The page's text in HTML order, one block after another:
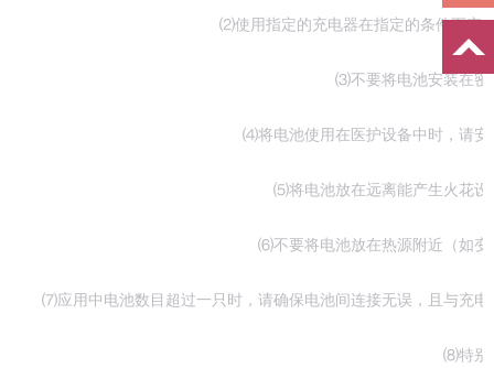
⑵使用指定的充电器在指定的条件下充电
⑶不要将电池安装在密封
⑷将电池使用在医护设备中时，请安
⑸将电池放在远离能产生火花设
⑹不要将电池放在热源附近（如变
⑺应用中电池数目超过一只时，请确保电池间连接无误，且与充电
⑻特别注